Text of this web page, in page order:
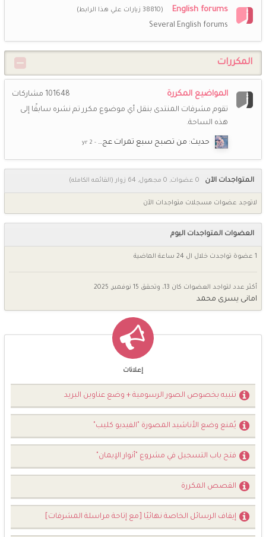
English forums (38810 زيارات علي هذا الرابط)
Several English forums
المكررات
المواضيع المكررة
تقوم مشرفات المنتدى بنقل أي موضوع مكرر تم نشره سابقًا إلى
هذه الساحة.
101648 مشاركات
حديث: من تصبح سبع تمرات عج…
المتواجدات الآن 0 عضوات, 0 مجهول, 64 زوار (القائمه الكامله)
لاتوجد عضوات مسجلات متواجدات الآن
العضوات المتواجدات اليوم
1 عضوة تواجدت خلال ال 24 ساعة الماضية
أكثر عدد لتواجد العضوات كان 13، وتحقق 15 نوفمبر, 2025
امانى يسرى محمد
إعلانات
تنبيه بخصوص الصور الرسومية + وضع عناوين البريد
يُمنع وضع الأناشيد المصورة "الفيديو كليب"
فتح باب التسجيل في مشروع "أنوار الإيمان"
القصص المكررة
إيقاف الرسائل الخاصة نهائيًا [مع إتاحة مراسلة المشرفات]